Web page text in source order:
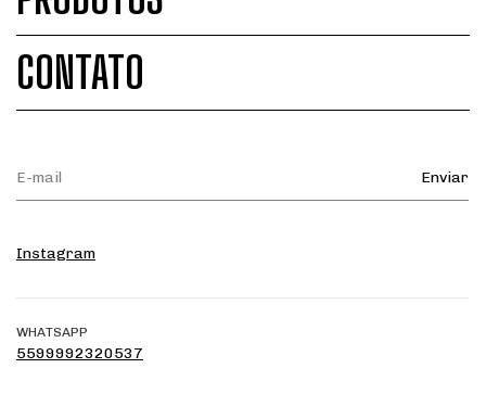
CONTATO
Instagram
WHATSAPP
5599992320537